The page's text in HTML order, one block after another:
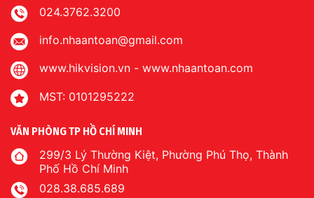
024.3762.3200
info.nhaantoan@gmail.com
www.hikvision.vn - www.nhaantoan.com
MST: 0101295222
VĂN PHÒNG TP HỒ CHÍ MINH
299/3 Lý Thường Kiệt, Phường Phú Thọ, Thành
Phố Hồ Chí Minh
028.38.685.689